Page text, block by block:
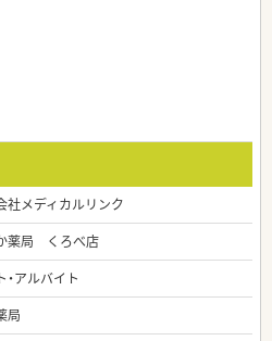
社メディカルリンク
薬局 くろべ店
・アルバイト
局